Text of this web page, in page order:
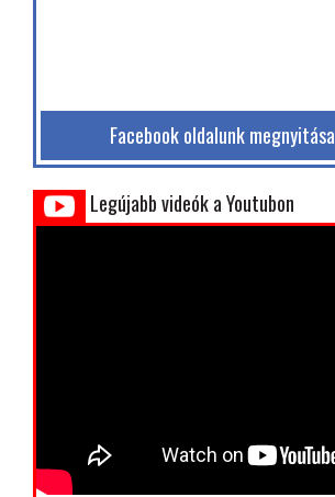
Facebook oldalunk megnyitása
Legújabb videók a Youtubon